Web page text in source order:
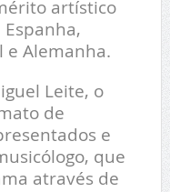
artístico
e Alemanha.
Leite, o
de
e
que
através de